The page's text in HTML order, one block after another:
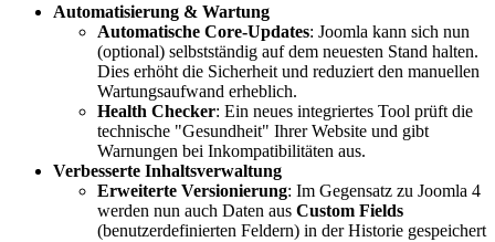
Automatisierung & Wartung
Automatische Core-Updates: Joomla kann sich nun
(optional) selbstständig auf dem neuesten Stand halten.
Dies erhöht die Sicherheit und reduziert den manuellen
Wartungsaufwand erheblich.
Health Checker: Ein neues integriertes Tool prüft die
technische "Gesundheit" Ihrer Website und gibt
Warnungen bei Inkompatibilitäten aus.
Verbesserte Inhaltsverwaltung
Erweiterte Versionierung: Im Gegensatz zu Joomla 4
werden nun auch Daten aus Custom Fields
(benutzerdefinierten Feldern) in der Historie gespeichert